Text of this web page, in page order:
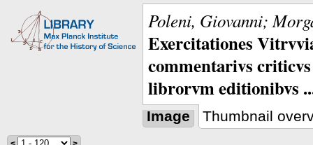
Poleni, Giovanni;
Exercitationes
commentarivs
librorvm editionibvs
Image Thumbnail